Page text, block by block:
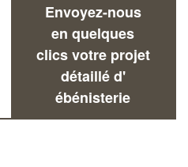
Envoyez-nous
en quelques
clics votre projet
détaillé d'
ébénisterie